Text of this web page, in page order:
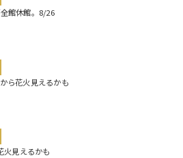
館休館。8/26
ら花火見えるかも
火見えるかも